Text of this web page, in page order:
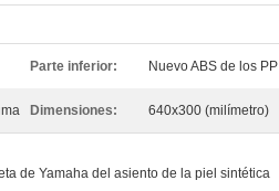
Parte inferior: Nuevo ABS de los PP
Dimensiones: 640x300 (milímetro)
de Yamaha del asiento de la piel sintética